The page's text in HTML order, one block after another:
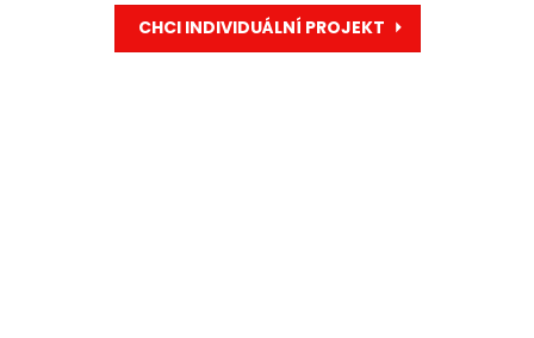
CHCI INDIVIDUÁLNÍ PROJEKT